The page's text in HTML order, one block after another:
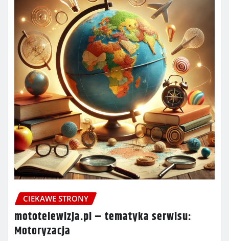
CIEKAWE STRONY
mototelewizja.pl – tematyka serwisu:
Motoryzacja